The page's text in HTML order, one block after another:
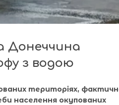
Донеччина
з водою
територіях,
населення окупованих